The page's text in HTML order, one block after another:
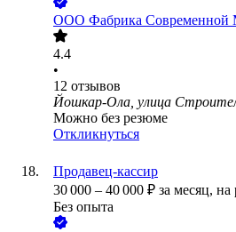
ООО Фабрика Современной
4.4
•
12 отзывов
Йошкар-Ола, улица
Можно без резюме
Откликнуться
Продавец-кассир
30 000 – 40 000 ₽ за месяц, на
Без опыта